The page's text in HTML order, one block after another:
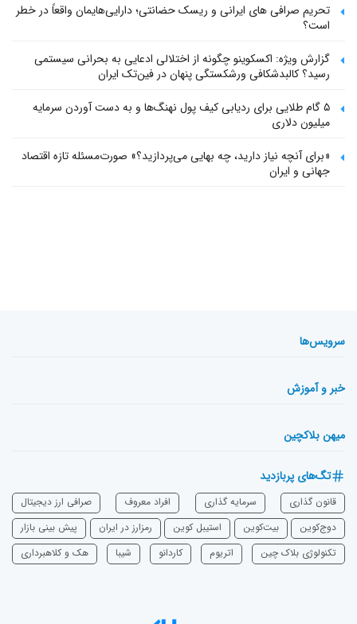
تحریم صرافی های ایرانی و ریسک حضانتی؛ دارایی‌هایمان واقعاً در خطر
است؟
گزارش ویژه: اکسکوینو چگونه از اختلالی ادعایی به بحرانی سیستمی
رسید؟ کالبدشکافی ورشکستگی پنهان در فین‌تک ایران
۵ گام طلایی برای ردیابی کیف پول‌ نهنگ‌ها و به دست آوردن سرمایه
میلیون دلاری
«برای آنچه نیاز دارید، چه بهایی می‌پردازید؟» صورت‌مسئله تازه اقتصاد
جهانی و ایران
سرویس‌ها
خبر و آموزش
میهن بلاکچین
تگ‌های پربازدید
قانون گذاری سرمایه‌ گذاری افراد معروف
صرافی ارز دیجیتال
دوج‌کوین
بیت‌کوین استیبل کوین رمزارز در ایران
پیش بینی بازار
تکنولوژی بلاک چین
اتریوم ‌کاردانو شیبا هک و کلاهبرداری